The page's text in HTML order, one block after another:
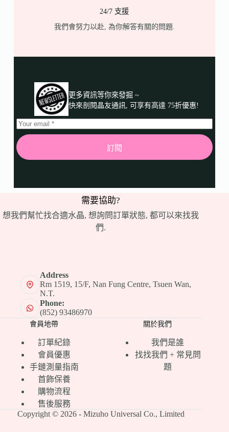
24/7 支援
我們會努力以赴, 為你解答有關的問題.
更多資訊等你來發掘 ~
快來剖閱晶友通訊, 可享有高達 75折優惠!
訂閱
需要協助?
想我們幫忙找合適水晶, 想詢問訂單狀態, 都可以來找我
們.
Address
Rm 1519, 15/F, Nan Fung Centre, Tsuen Wan,
N.T.
Phone:
(852) 93486970
會員地帶
訂單紀錄
會員優惠
手鏈測量指南
首飾保養
購物流程
售後服務
關於我們
我們是誰
找找我們 + 常見問
題
Copyright © 2026 - Mizuho Universal Co., Limited